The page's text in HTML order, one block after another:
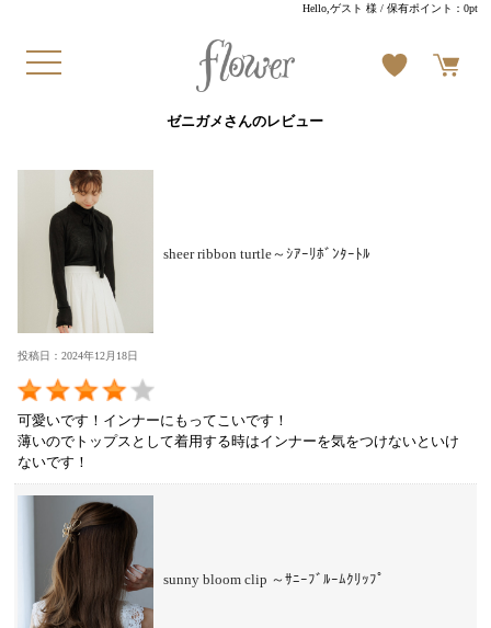
Hello,ゲスト 様 / 保有ポイント：0pt
ゼニガメさんのレビュー
sheer ribbon turtle～ｼｱｰﾘﾎﾞﾝﾀｰﾄﾙ
投稿日：2024年12月18日
可愛いです！インナーにもってこいです！
薄いのでトップスとして着用する時はインナーを気をつけないといけ
ないです！
sunny bloom clip ～ｻﾆｰﾌﾞﾙｰﾑｸﾘｯﾌﾟ